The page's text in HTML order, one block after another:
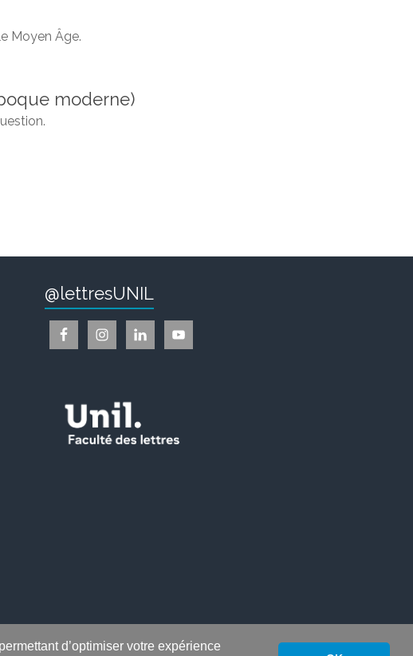
d’optimiser votre expérience
Moyen Âge.
moderne)
@lettresUNIL